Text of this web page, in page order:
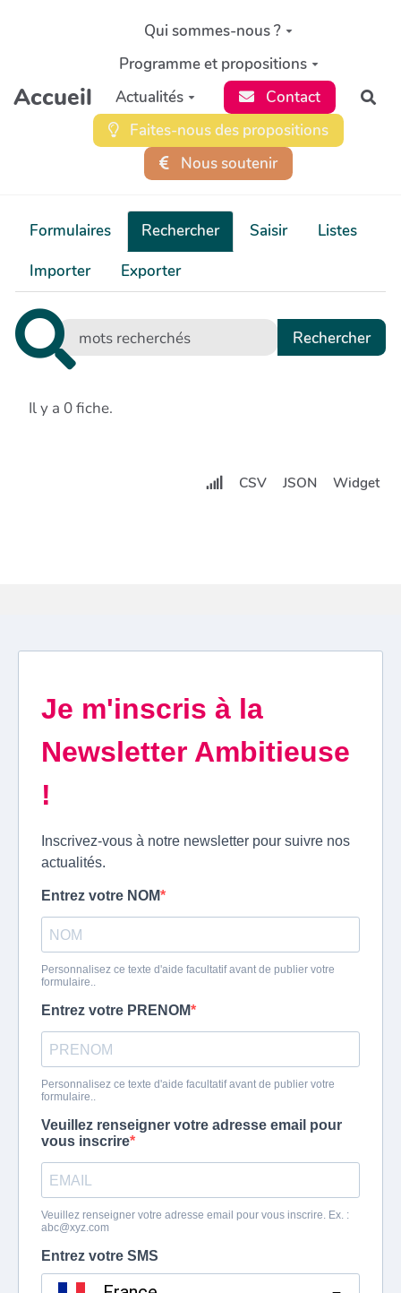
Aller au contenu principal
Accueil
Qui sommes-nous ?
Programme et propositions
Actualités
Contact
Faites-nous des propositions
Nous soutenir
Formulaires Rechercher Saisir
Listes
Importer
Exporter
Il y a 0 fiche.
CSV JSON Widget